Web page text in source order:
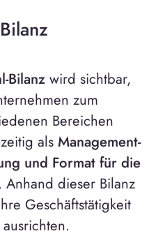
Bilanzwird sichtbar,
zum
Bereichen
als Management-
und Format für die
. Anhand dieser Bilanz
Geschäftstätigkeit